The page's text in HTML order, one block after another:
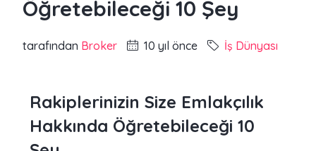
Öğretebileceği 10 Şey
tarafından Broker 10 yıl önce İş Dünyası
Rakiplerinizin Size Emlakçılık
Hakkında Öğretebileceği 10